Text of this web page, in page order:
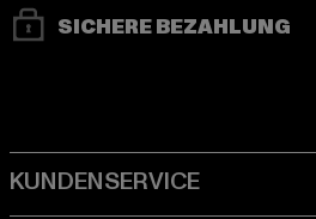
SICHERE BEZAHLUNG